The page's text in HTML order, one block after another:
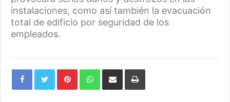
instalaciones, como así también la evacuación
total de edificio por seguridad de los
empleados.
PinterestWhatsAppShare
Email
Print